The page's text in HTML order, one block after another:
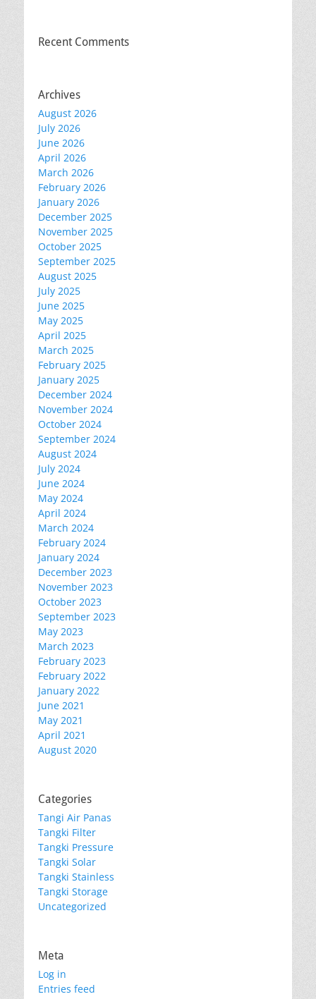
Recent Comments
Archives
August 2026
July 2026
June 2026
April 2026
March 2026
February 2026
January 2026
December 2025
November 2025
October 2025
September 2025
August 2025
July 2025
June 2025
May 2025
April 2025
March 2025
February 2025
January 2025
December 2024
November 2024
October 2024
September 2024
August 2024
July 2024
June 2024
May 2024
April 2024
March 2024
February 2024
January 2024
December 2023
November 2023
October 2023
September 2023
May 2023
March 2023
February 2023
February 2022
January 2022
June 2021
May 2021
April 2021
August 2020
Categories
Tangi Air Panas
Tangki Filter
Tangki Pressure
Tangki Solar
Tangki Stainless
Tangki Storage
Uncategorized
Meta
Log in
Entries feed